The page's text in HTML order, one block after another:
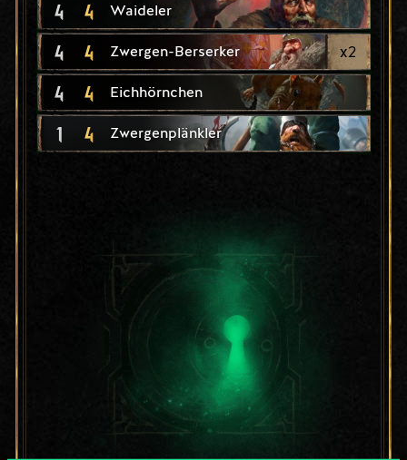
4 4 Waideler
4 4 Zwergen-Berserker x2
4 4 Eichhörnchen
1 4 Zwergenplänkler